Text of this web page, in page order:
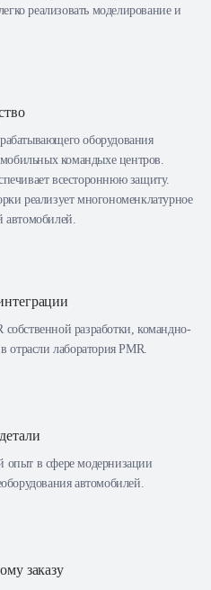
реализовать моделирование и
оборудования
мобильных командыхе центров.
всестороннюю защиту.
реализует многономенклатурное
автомобилей.
собственной разработки, командно-
отрасли лаборатория PMR.
в сфере модернизации
автомобилей.
заказу